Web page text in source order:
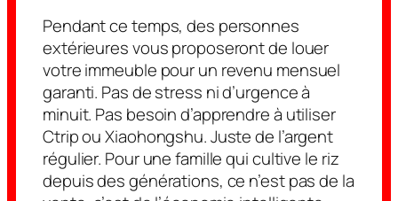
Pendant ce temps, des personnes
extérieures vous proposeront de louer
votre immeuble pour un revenu mensuel
garanti. Pas de stress ni d’urgence à
minuit. Pas besoin d’apprendre à utiliser
Ctrip ou Xiaohongshu. Juste de l’argent
régulier. Pour une famille qui cultive le riz
depuis des générations, ce n’est pas de la